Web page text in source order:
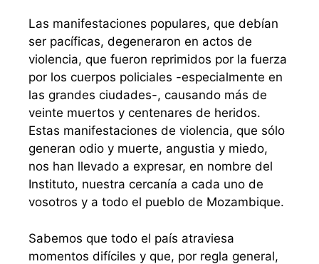
Las manifestaciones populares, que debían
ser pacíficas, degeneraron en actos de
violencia, que fueron reprimidos por la fuerza
por los cuerpos policiales -especialmente en
las grandes ciudades-, causando más de
veinte muertos y centenares de heridos.
Estas manifestaciones de violencia, que sólo
generan odio y muerte, angustia y miedo,
nos han llevado a expresar, en nombre del
Instituto, nuestra cercanía a cada uno de
vosotros y a todo el pueblo de Mozambique.
Sabemos que todo el país atraviesa
momentos difíciles y que, por regla general,